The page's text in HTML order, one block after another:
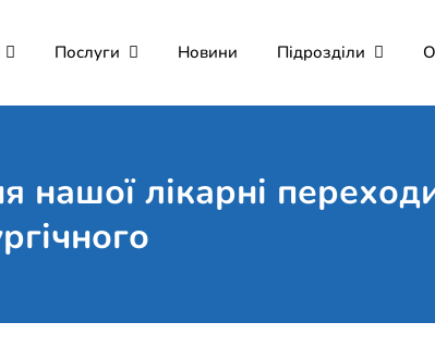
некомерційне
Святого Мартина"
Мукачево
Послуги Новини Підрозділи
нашої лікарні